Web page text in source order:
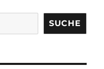
SUCHE